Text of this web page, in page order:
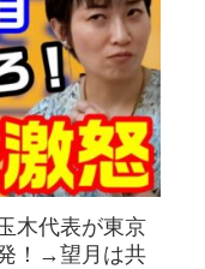
木代表が東京
！→望月は共